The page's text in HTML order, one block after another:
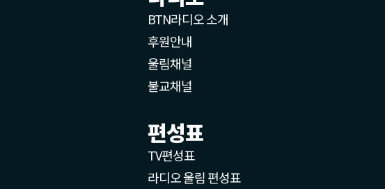
BTN라디오 소개
후원안내
울림채널
불교채널
편성표
TV편성표
라디오 울림 편성표